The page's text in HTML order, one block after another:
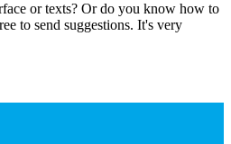
or texts? Or do you know how to
to send suggestions. It's very